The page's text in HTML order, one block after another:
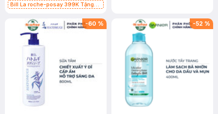
Bill La roche-posay 399K Tặng
(SL có hạn)
-60 % -52 %